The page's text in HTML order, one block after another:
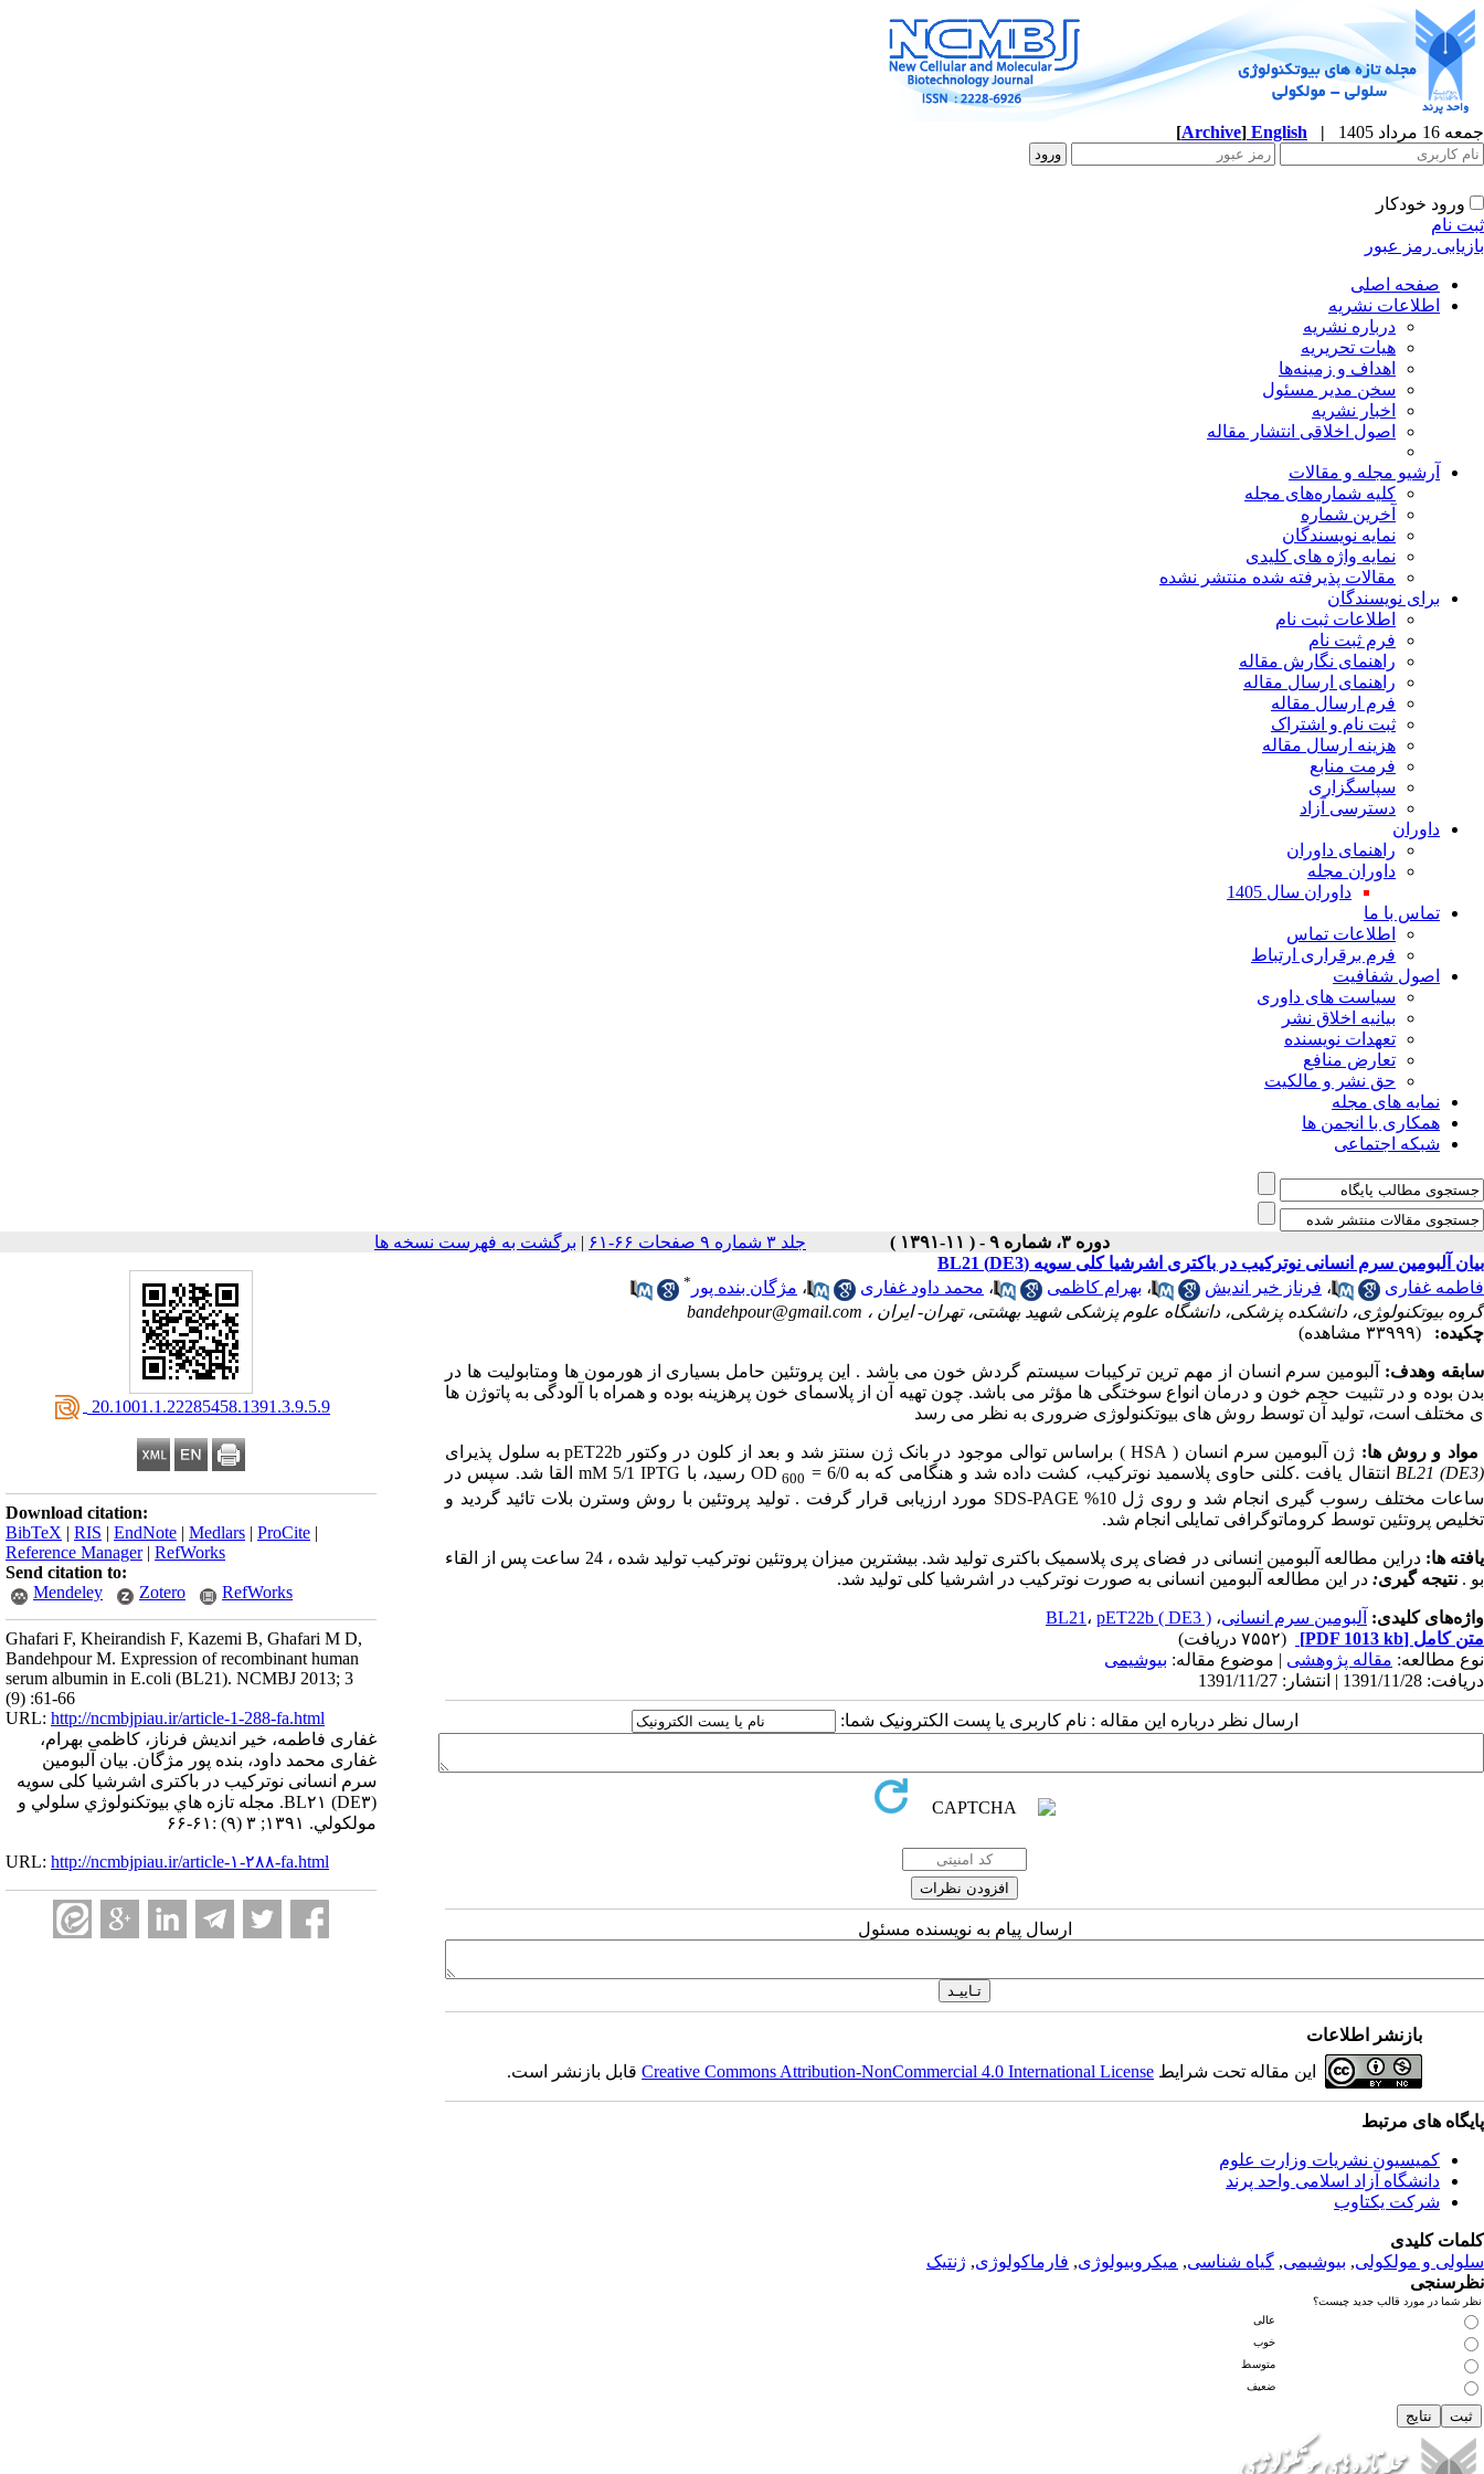
جمعه 16 مرداد 1405 |
English
[Archive]
ورود خودکار
ثبت نام
بازیابی رمز عبور
صفحه اصلی
اطلاعات نشریه
درباره نشریه
هیات تحریریه
اهداف و زمینه‌ها
سخن مدیر مسئول
اخبار نشریه
اصول اخلاقی انتشار مقاله
آرشیو مجله و مقالات
کلیه شماره‌های مجله
آخرین شماره
نمایه نویسندگان
نمایه واژه های کلیدی
مقالات پذیرفته شده منتشر نشده
برای نویسندگان
اطلاعات ثبت نام
فرم ثبت نام
راهنمای نگارش مقاله
راهنمای ارسال مقاله
فرم ارسال مقاله
ثبت نام و اشتراک
هزینه ارسال مقاله
فرمت منابع
سپاسگزاری
دسترسی آزاد
داوران
راهنمای داوران
داوران مجله
داوران سال 1405
تماس با ما
اطلاعات تماس
فرم برقراری ارتباط
اصول شفافیت
سیاست های داوری
بیانیه اخلاق نشر
تعهدات نویسنده
تعارض منافع
حق نشر و مالکیت
نمایه های مجله
همکاری با انجمن ها
شبکه اجتماعی
دوره ۳، شماره ۹ - ( ۱۱-۱۳۹۱ ) جلد ۳ شماره ۹ صفحات ۶۶-۶۱ | برگشت به فهرست نسخه ها
‎ 20.1001.1.22285458.1391.3.9.5.9
Download citation:
BibTeX | RIS | EndNote | Medlars | ProCite |
Reference Manager| RefWorks
Send citation to:
Mendeley
Zotero RefWorks
Ghafari F, Kheirandish F, Kazemi B, Ghafari M D,
Bandehpour M. Expression of recombinant human
serum albumin in E.coli (BL21). NCMBJ 2013; 3
(9) :61-66
URL: http://ncmbjpiau.ir/article-1-288-fa.html
غفاری فاطمه، خیر اندیش فرناز، کاظمی بهرام،
غفاری محمد داود، بنده پور مژگان. بیان آلبومین
سرم انسانی نوترکیب در باکتری اشرشیا کلی سویه
(DE۳) BL۲۱. مجله تازه هاي بيوتكنولوژي سلولي و
مولكولي. ۱۳۹۱; ۳ (۹) :۶۱-۶۶
URL: http://ncmbjpiau.ir/article-۱-۲۸۸-fa.html
بیان آلبومین سرم انسانی نوترکیب در باکتری اشرشیا کلی سویه (DE3) BL21
فاطمه غفاری
، فرناز خیر اندیش ، بهرام کاظمی ، محمد داود غفاری ، مژگان بنده پور *
گروه بیوتکنولو‍ژی، دانشکده پزشکی، دانشگاه علوم پزشکی شهید بهشتی، تهران- ایران ، bandehpour@gmail.com
چکیده:
(۳۳۹۹۹ مشاهده)
سابقه وهدف:
آلبومین سرم انسان از مهم ترین ترکیبات سیستم گردش خون می باشد . این پروتئین حامل بسیاری از هورمون ها ومتابولیت ها در
بدن بوده و در تثبیت حجم خون و درمان انواع سوختگی ها مؤثر می باشد. چون تهیه آن از پلاسمای خون پرهزینه بوده و همراه با آلودگی به پاتوژن ها
ی مختلف است، تولید آن توسط روش های بیوتکنولوژی ضروری به نظر می رسد
مواد و روش ها: ژن آلبومین سرم انسان ( HSA ) براساس توالی موجود در بانک ژن سنتز شد و بعد از کلون در وکتور pET22b به سلول پذیرای
BL21 (DE3)
انتقال یافت .کلنی حاوی پلاسمید نوترکیب، کشت داده شد و هنگامی که به 6/0 = 600
OD رسید، با mM 5/1 IPTG القا شد. سپس در
ساعات مختلف رسوب گیری انجام شد و روی ژل 10% SDS-PAGE مورد ارزیابی قرار گرفت . تولید پروتئین با روش وسترن بلات تائید گردید و
تخلیص پروتئین توسط کروماتوگرافی تمایلی انجام شد.
یافته ها:
دراین مطالعه آلبومین انسانی در فضای پری پلاسمیک باکتری تولید شد. بیشترین میزان پروتئین نوترکیب تولید شده ، 24 ساعت پس از القاء
بو . نتیجه گیری: در این مطالعه آلبومین انسانی به صورت نوترکیب در اشرشیا کلی تولید شد.
واژه‌های کلیدی: آلبومین سرم انسانی، ( DE3 ) BL21 ، pET22b
متن کامل [PDF 1013 kb]
(۷۵۵۲ دریافت)
نوع مطالعه: مقاله پژوهشی | موضوع مقاله: بیوشیمی
دریافت: 1391/11/28 | انتشار: 1391/11/27
ارسال نظر درباره این مقاله : نام کاربری یا پست الکترونیک شما:
ارسال پیام به نویسنده مسئول
بازنشر اطلاعات
این مقاله تحت شرایط Creative Commons Attribution-NonCommercial 4.0 International Licenseقابل بازنشر است.
پایگاه های مرتبط
کمیسیون نشریات وزارت علوم
دانشگاه آزاد اسلامی واحد پرند
شرکت یکتاوب
کلمات کلیدی
سلولی و مولکولی, بیوشیمی, گیاه شناسی, میکروبیولوژی, فارماکولوژی, ژنتیک
نظرسنجی
نظر شما در مورد قالب جدید چیست؟
عالی
خوب
متوسط
ضعیف